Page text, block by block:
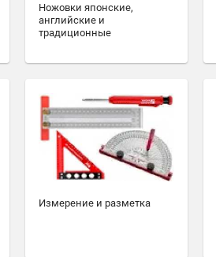
Ножовки японские,
английские и
традиционные
Измерение и разметка